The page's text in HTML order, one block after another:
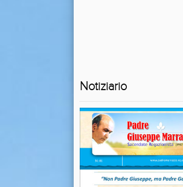
Notiziario